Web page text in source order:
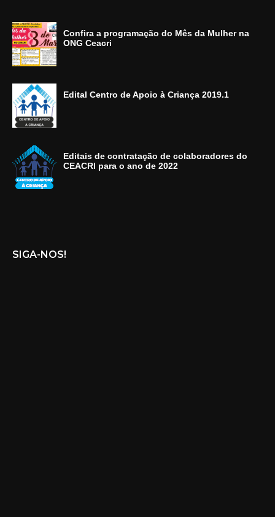
Confira a programação do Mês da Mulher na
ONG Ceacri
Edital Centro de Apoio à Criança 2019.1
Editais de contratação de colaboradores do
CEACRI para o ano de 2022
SIGA-NOS!